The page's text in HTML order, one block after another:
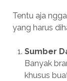
Tentu aja
yang harus
Sumber
Banyak
khusus